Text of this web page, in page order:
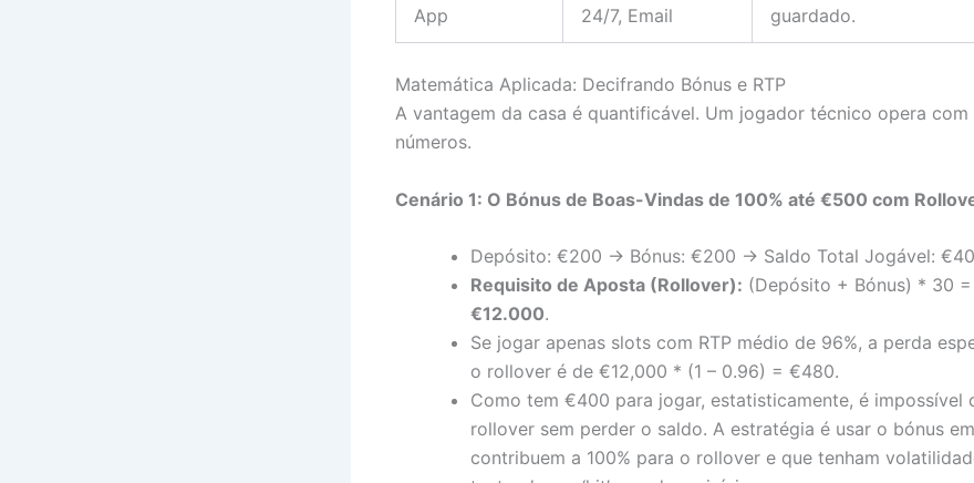
App
24/7, Email
guardado.
Matemática Aplicada: Decifrando Bónus e RTP
A vantagem da casa é quantificável. Um jogador técnico opera com
números.
Cenário 1: O Bónus de Boas-Vindas de 100% até €500 com
Depósito: €200 -> Bónus: €200 -> Saldo Total Jogável:
Requisito de Aposta (Rollover): (Depósito + Bónus) * 30
€12.000.
Se jogar apenas slots com RTP médio de 96%, a perda
o rollover é de €12,000 * (1 – 0.96) = €480.
Como tem €400 para jogar, estatisticamente, é impossível
rollover sem perder o saldo. A estratégia é usar o bónus
contribuem a 100% para o rollover e que tenham